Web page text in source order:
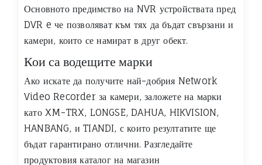
Основното предимство на NVR устройствата пред
DVR e че позволяват към тях да бъдат свързани и
камери, които се намират в друг обект.
Кои са водещите марки
Ако искате да получите най-добрия Network
Video Recorder за камери, заложете на марки
като XM-TRX, LONGSE, DAHUA, HIKVISION,
HANBANG, и TIANDI, с които резултатите ще
бъдат гарантирано отлични. Разгледайте
продуктовия каталог на магазин